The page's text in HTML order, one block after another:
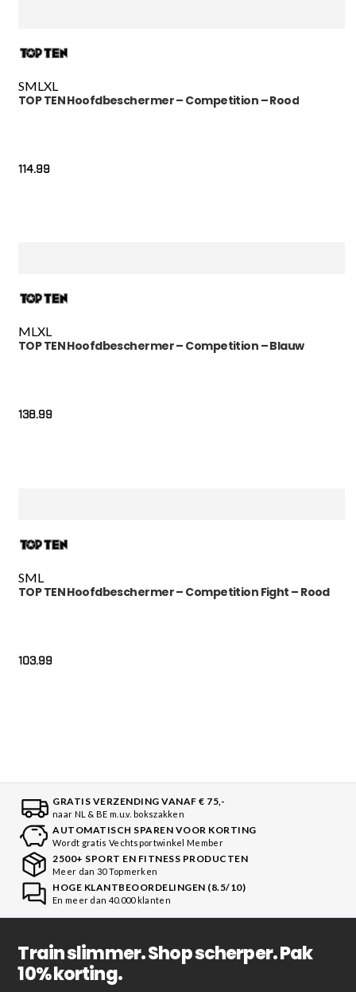
SML XL
TOP TEN Hoofdbeschermer – Competition – Rood
114.99
MLXL
TOP TEN Hoofdbeschermer – Competition – Blauw
138.99
SML
TOP TEN Hoofdbeschermer – Competition Fight – Rood
103.99
GRATIS VERZENDING VANAF € 75,-
naar NL & BE m.u.v. bokszakken
AUTOMATISCH SPAREN VOOR KORTING
Wordt gratis Vechtsportwinkel Member
2500+ SPORT EN FITNESS PRODUCTEN
Meer dan 30 Topmerken
HOGE KLANTBEOORDELINGEN (8.5/10)
En meer dan 40.000 klanten
Train slimmer. Shop scherper. Pak
10% korting.